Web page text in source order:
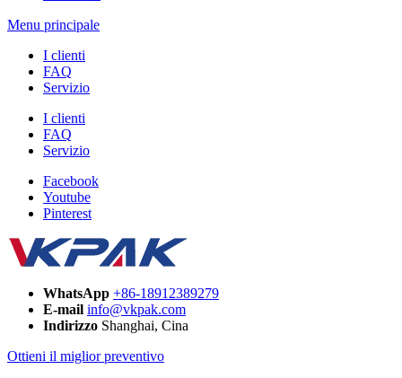
Menu principale
I clienti
FAQ
Servizio
I clienti
FAQ
Servizio
Facebook
Youtube
Pinterest
WhatsApp +86-18912389279
E-mail info@vkpak.com
Indirizzo Shanghai, Cina
Ottieni il miglior preventivo